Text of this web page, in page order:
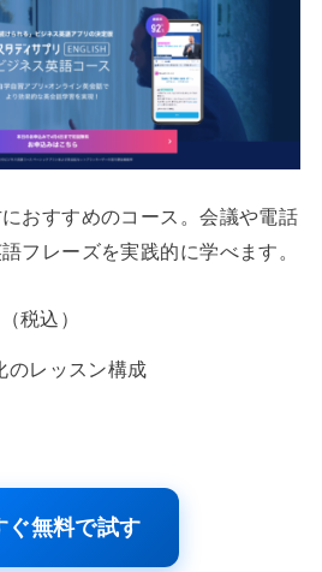
おすすめのコース。会議や電話
フレーズを実践的に学べます。
税込）
のレッスン構成
ぐ無料で試す